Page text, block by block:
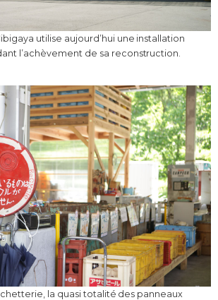
utilise aujourd’hui une installation
l’achèvement de sa reconstruction.
la quasi totalité des panneaux